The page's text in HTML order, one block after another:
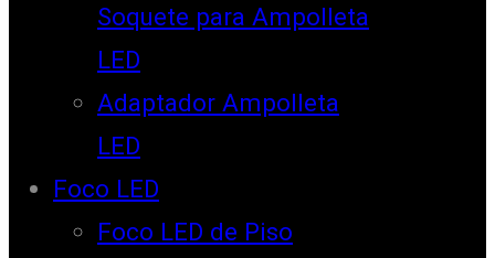
Soquete para Ampolleta
LED
Adaptador Ampolleta
LED
Foco LED
Foco LED de Piso